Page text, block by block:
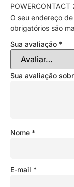
POWERCONTACT
O seu endereço
obrigatórios são
Sua avaliação *
Sua avaliação
Nome *
E-mail *